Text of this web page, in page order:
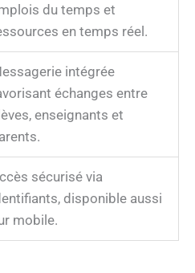
du temps et
en temps réel.
intégrée
échanges entre
enseignants et
sécurisé via
disponible aussi
mobile.